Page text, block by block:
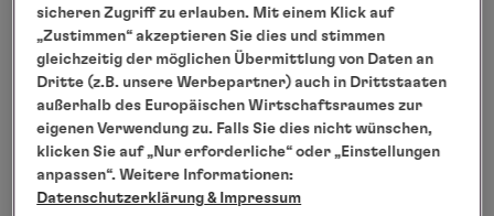
Simon Tress, Restaurant 1950, ein Michelin-
Stern und ein grüner Stern für
Nachhaltigkeit, Hayingen/Deutschland
Steven Vick, OUKAN, Vegan Fine Dining,
Berlin/Deutschland
Weingüter:
sicheren Zugriff zu erlauben. Mit einem Klick auf
„Zustimmen“ akzeptieren Sie dies und stimmen
gleichzeitig der möglichen Übermittlung von Daten an
Dritte (z.B. unsere Werbepartner) auch in Drittstaaten
außerhalb des Europäischen Wirtschaftsraumes zur
eigenen Verwendung zu. Falls Sie dies nicht wünschen,
klicken Sie auf „Nur erforderliche“ oder „Einstellungen
anpassen“. Weitere Informationen:
Datenschutzerklärung & Impressum